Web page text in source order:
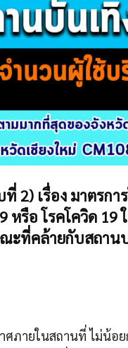
ที่ 2) เรื่อง มาตรกา
หรือ โรคโควิด 19
ะที่คล้ายกับสถาน
ภายในสถานที่ ไม่น้อย